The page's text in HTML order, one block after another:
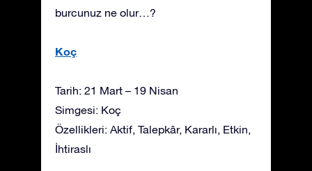
burcunuz ne olur…?
Koç
Tarih: 21 Mart – 19 Nisan
Simgesi: Koç
Özellikleri: Aktif, Talepkâr, Kararlı, Etkin,
İhtiraslı